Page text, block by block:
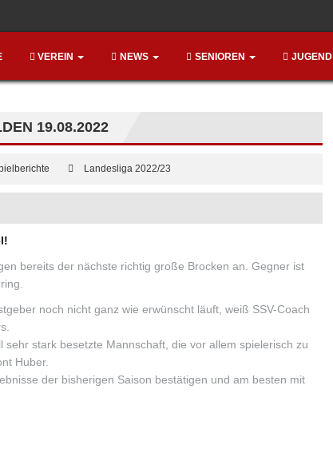
VEREIN NEWS SENIOREN JUGEND
19.08.2022
Landesliga 2022/23
bereits der nächste richtig große Brocken an. Gegner ist
noch nicht ganz wie erwünscht läuft, weiß SSV-Coach
sehr stark besetzte Mannschaft, die vor allem spielerisch zu
Huber.
der bisherigen Saison bestätigen und am besten mit